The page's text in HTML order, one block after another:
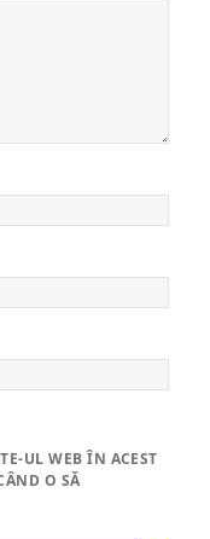
UL WEB ÎN ACEST
O SĂ